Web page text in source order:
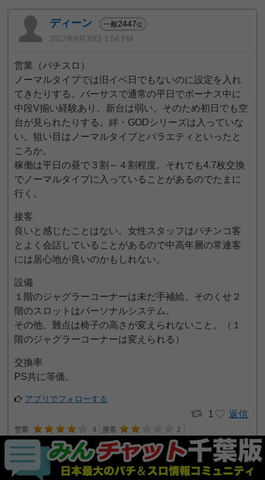
ディーン 一般2447位
2017年8月30日 1:54 PM
営業（パチスロ）
ノーマルタイプでは旧イベ日でもないのに設定を入れ
てきたりする。バーサスで通常の平日でボーナス中に
中段V揃い経験あり。新台は弱い。そのため初日でも空
台が見られたりする。絆・GODシリーズは入っていな
い。狙い目はノーマルタイプとバラエティといったと
ころか。
稼働は平日の昼で３割～４割程度。それでも4.7枚交換
でノーマルタイプに入っていることがあるのでたまに
行く。
接客
良いと感じたことはない。女性スタッフはパチンコ客
とよく会話していることがあるので中高年層の常連客
には居心地が良いのかもしれない。
設備
１階のジャグラーコーナーは未だ手補給。そのくせ２
階のスロットはパーソナルシステム。
その他、難点は椅子の高さが変えられないこと。（１
階のジャグラーコーナーは変えられる）
交換率
PS共に等価。
アプリでフォローする
1 返信
営業 4 接客
2
35pt GET!